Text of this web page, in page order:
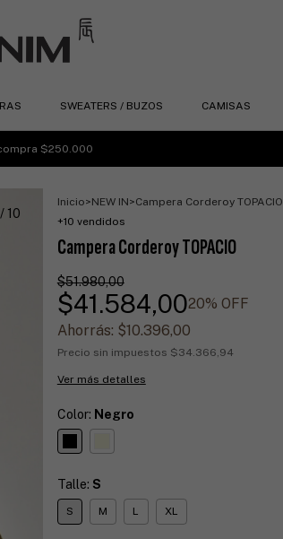
SWEATERS / BUZOS CAMISAS
$250.000
/ 10
Inicio>NEW IN>Campera Corderoy TOPACIO
+10 vendidos
Campera Corderoy TOPACIO
$51.980,00
$41.584,0020% OFF
Ahorrás: $10.396,00
Precio sin impuestos $34.366,94
Ver más detalles
Color: Negro
Talle: S
S M L XL